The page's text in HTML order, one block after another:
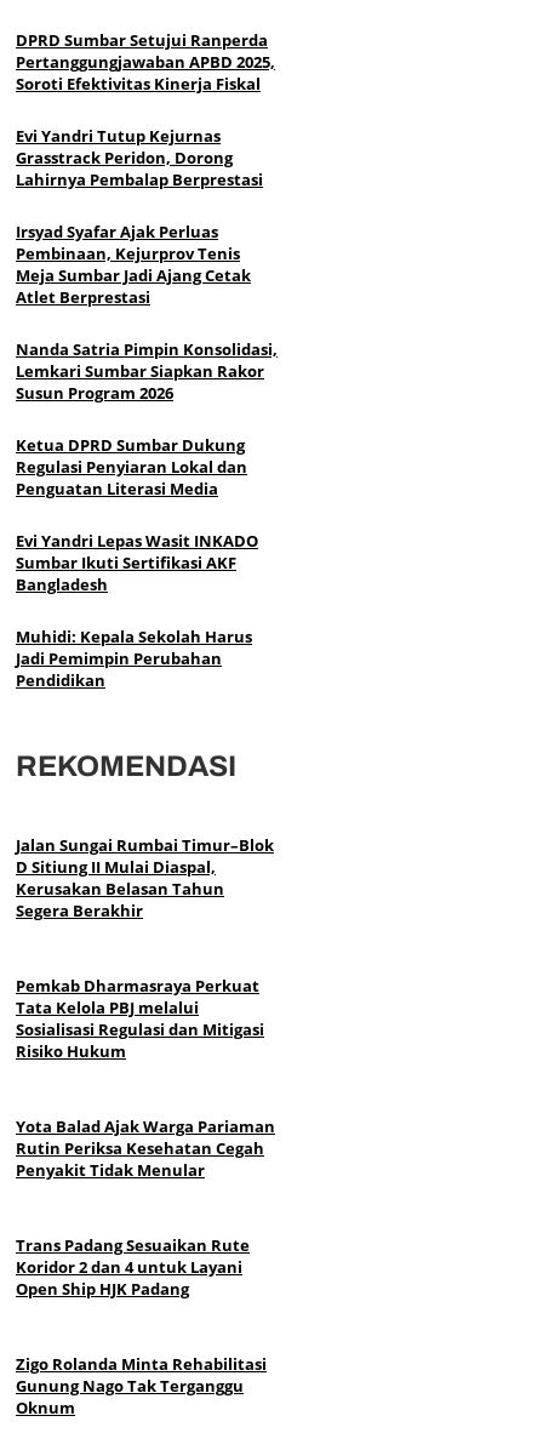
DPRD Sumbar Setujui Ranperda
Pertanggungjawaban APBD 2025,
Soroti Efektivitas Kinerja Fiskal
Evi Yandri Tutup Kejurnas
Grasstrack Peridon, Dorong
Lahirnya Pembalap Berprestasi
Irsyad Syafar Ajak Perluas
Pembinaan, Kejurprov Tenis
Meja Sumbar Jadi Ajang Cetak
Atlet Berprestasi
Nanda Satria Pimpin Konsolidasi,
Lemkari Sumbar Siapkan Rakor
Susun Program 2026
Ketua DPRD Sumbar Dukung
Regulasi Penyiaran Lokal dan
Penguatan Literasi Media
Evi Yandri Lepas Wasit INKADO
Sumbar Ikuti Sertifikasi AKF
Bangladesh
Muhidi: Kepala Sekolah Harus
Jadi Pemimpin Perubahan
Pendidikan
REKOMENDASI
Jalan Sungai Rumbai Timur–Blok
D Sitiung II Mulai Diaspal,
Kerusakan Belasan Tahun
Segera Berakhir
Pemkab Dharmasraya Perkuat
Tata Kelola PBJ melalui
Sosialisasi Regulasi dan Mitigasi
Risiko Hukum
Yota Balad Ajak Warga Pariaman
Rutin Periksa Kesehatan Cegah
Penyakit Tidak Menular
Trans Padang Sesuaikan Rute
Koridor 2 dan 4 untuk Layani
Open Ship HJK Padang
Zigo Rolanda Minta Rehabilitasi
Gunung Nago Tak Terganggu
Oknum